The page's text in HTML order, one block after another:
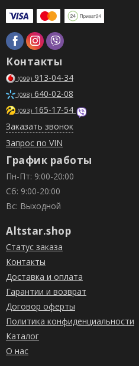
Контакты
(099) 913-04-34
(098) 640-02-08
(093) 165-17-54
Заказать звонок
Запрос по VIN
График работы
Пн-Пт: 9:00-20:00
Сб: 9:00-20:00
Вс: Выходной
Altstar.shop
Статус заказа
Контакты
Доставка и оплата
Гарантии и возврат
Договор оферты
Политика конфиденциальности
Каталог
О нас